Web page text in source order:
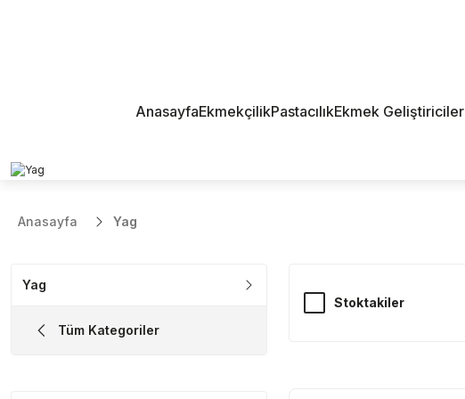
AnasayfaEkmekçilikPastacılıkEkmek Geliştiriciler
Anasayfa Yag
Yag
Tüm Kategoriler
Stoktakiler